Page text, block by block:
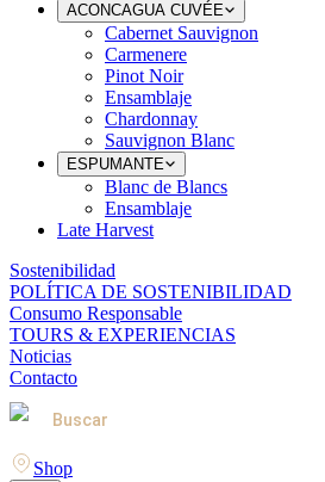
ACONCAGUA CUVÉE
Cabernet Sauvignon
Carmenere
Pinot Noir
Ensamblaje
Chardonnay
Sauvignon Blanc
ESPUMANTE
Blanc de Blancs
Ensamblaje
Late Harvest
Sostenibilidad
POLÍTICA DE SOSTENIBILIDAD
Consumo Responsable
TOURS & EXPERIENCIAS
Noticias
Contacto
Buscar
Shop